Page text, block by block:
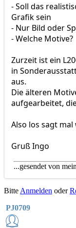
- Soll das
Grafik sein
- Nur Bild oder
- Welche Motive?
Zurzeit ist ein
in
aus.
Die älteren
aufgearbeitet,
Also los sagt
Gruß Ingo
...gesendet von
Bitte Anmelden oder
PJ0709